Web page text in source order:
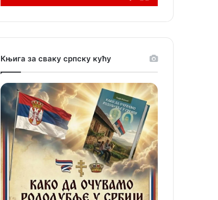
Књига за сваку српску кућу